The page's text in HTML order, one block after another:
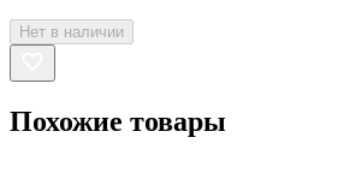
Нет в наличии
Похожие товары